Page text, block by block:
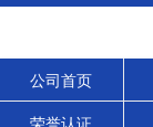
公司首页